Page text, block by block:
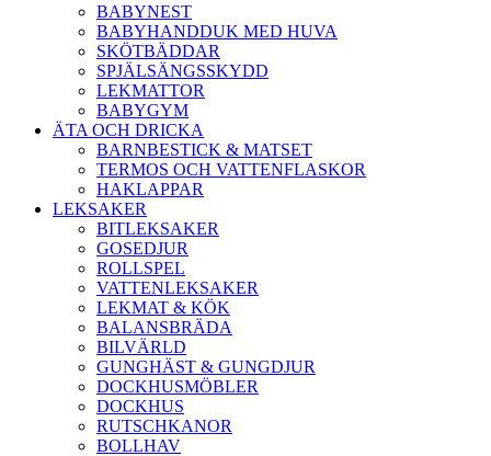
BABYNEST
BABYHANDDUK MED HUVA
SKÖTBÄDDAR
SPJÄLSÄNGSSKYDD
LEKMATTOR
BABYGYM
ÄTA OCH DRICKA
BARNBESTICK & MATSET
TERMOS OCH VATTENFLASKOR
HAKLAPPAR
LEKSAKER
BITLEKSAKER
GOSEDJUR
ROLLSPEL
VATTENLEKSAKER
LEKMAT & KÖK
BALANSBRÄDA
BILVÄRLD
GUNGHÄST & GUNGDJUR
DOCKHUSMÖBLER
DOCKHUS
RUTSCHKANOR
BOLLHAV